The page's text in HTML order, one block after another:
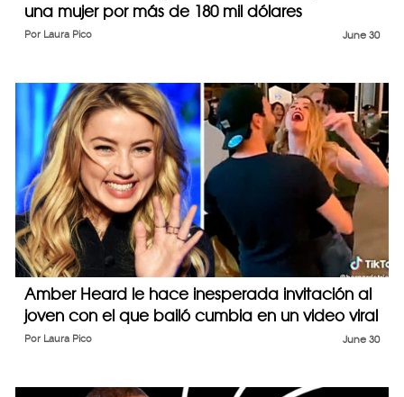
una mujer por más de 180 mil dólares
June 30
Por Laura Pico
Amber Heard le hace inesperada invitación al
joven con el que bailó cumbia en un video viral
June 30
Por Laura Pico